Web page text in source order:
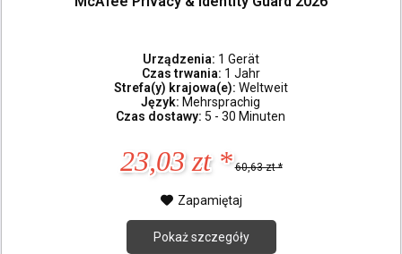
Urządzenia: 1 Gerät
Czas trwania: 1 Jahr
Strefa(y) krajowa(e): Weltweit
Język:Mehrsprachig
Czas dostawy: 5 - 30 Minuten
23,03 zt * 60,63 zt *
Zapamiętaj
Pokaż szczegóły